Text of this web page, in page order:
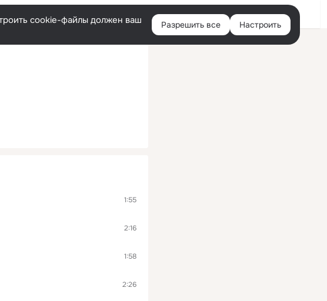
Русский Войти
cookie-файлы должен ваш
Разрешить все Настроить
1:55
2:16
1:58
2:26